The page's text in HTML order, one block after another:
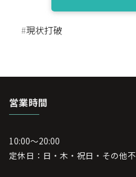
#現状打破
営業時間
10:00～20:00
定休日：日・木・祝日・その他